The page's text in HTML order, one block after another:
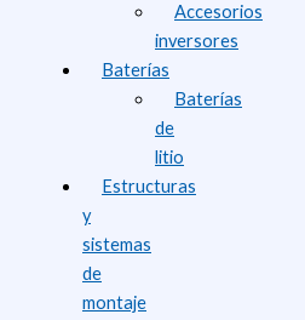
Accesorios
inversores
Baterías
Baterías
de
litio
Estructuras
y
sistemas
de
montaje